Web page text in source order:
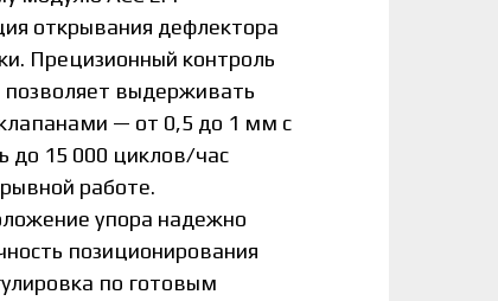
открывания дефлектора
Прецизионный контроль
позволяет выдерживать
— от 0,5 до 1 мм с
до 15 000 циклов/час
работе.
упора надежно
позиционирования
по готовым